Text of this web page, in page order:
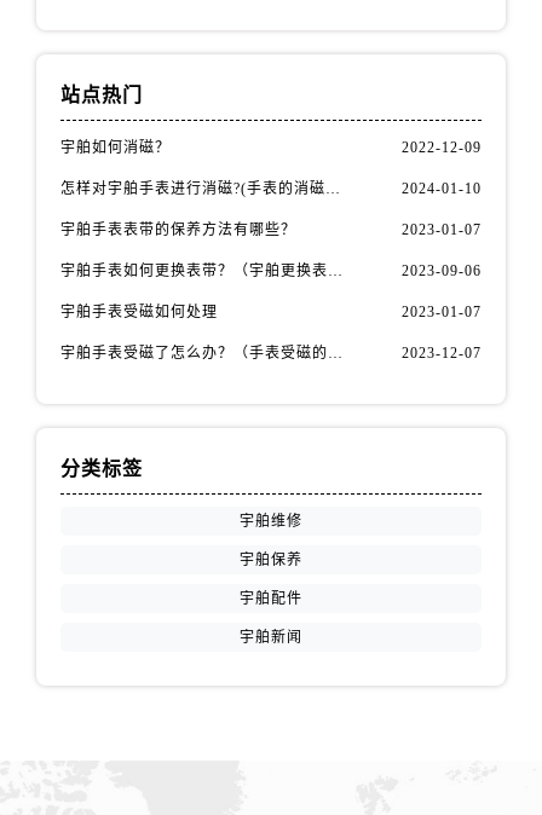
云南省怒江傈僳族自治州泸水市人民路宇舶售后服务中心（需提前预约）
重庆市江北区观音桥步行街2号融恒时代广场9层902室宇舶售后服务中心（需提前预约）
新疆维吾尔自治区乌鲁木齐市天山区红山路26号时代广场（CCMALL）C座17层17-B宇舶售后服务中心（需提前预约）
辽宁省大连市中山区人民路15号国际金融大厦7层G室宇舶售后服务中心（需提前预约）
站点热门
宇舶如何消磁？ 2022-12-09
怎样对宇舶手表进行消磁?(手表的消磁方法) 2024-01-10
宇舶手表表带的保养方法有哪些？ 2023-01-07
宇舶手表如何更换表带？（宇舶更换表带的方法） 2023-09-06
宇舶手表受磁如何处理 2023-01-07
宇舶手表受磁了怎么办？（手表受磁的解决方法） 2023-12-07
分类标签
宇舶维修
宇舶保养
宇舶配件
宇舶新闻